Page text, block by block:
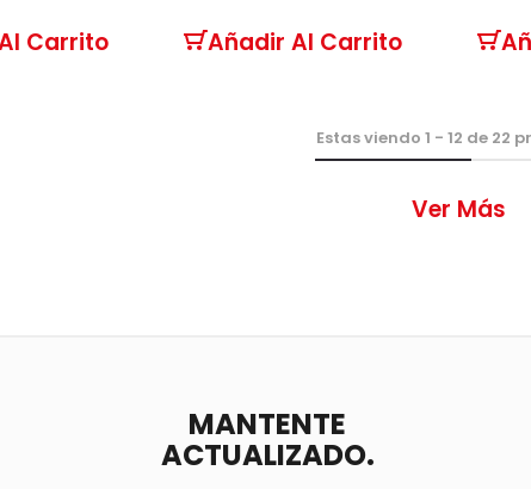
Carrito Añadir Al Carrito
Estas viendo 1 - 12 de 22
Ver Más
MANTENTE
ACTUALIZADO.